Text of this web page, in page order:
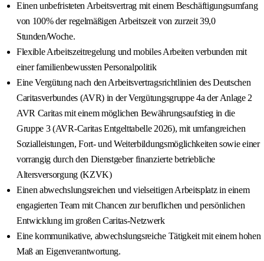
Einen unbefristeten Arbeitsvertrag mit einem Beschäftigungsumfang
von 100% der regelmäßigen Arbeitszeit von zurzeit 39,0
Stunden/Woche.
Flexible Arbeitszeitregelung und mobiles Arbeiten verbunden mit
einer familienbewussten Personalpolitik
Eine Vergütung nach den Arbeitsvertragsrichtlinien des Deutschen
Caritasverbundes (AVR) in der Vergütungsgruppe 4a der Anlage 2
AVR Caritas mit einem möglichen Bewährungsaufstieg in die
Gruppe 3 (AVR-Caritas Entgelttabelle 2026), mit umfangreichen
Sozialleistungen, Fort- und Weiterbildungsmöglichkeiten sowie einer
vorrangig durch den Dienstgeber finanzierte betriebliche
Altersversorgung (KZVK)
Einen abwechslungsreichen und vielseitigen Arbeitsplatz in einem
engagierten Team mit Chancen zur beruflichen und persönlichen
Entwicklung im großen Caritas-Netzwerk
Eine kommunikative, abwechslungsreiche Tätigkeit mit einem hohen
Maß an Eigenverantwortung.